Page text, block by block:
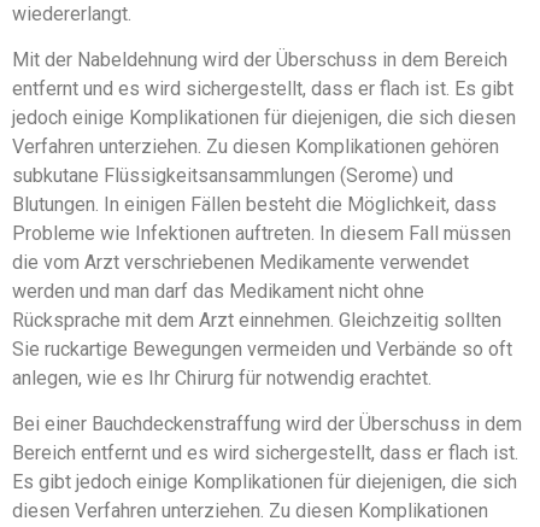
wiedererlangt.
Mit der Nabeldehnung wird der Überschuss in dem Bereich
entfernt und es wird sichergestellt, dass er flach ist. Es gibt
jedoch einige Komplikationen für diejenigen, die sich diesen
Verfahren unterziehen. Zu diesen Komplikationen gehören
subkutane Flüssigkeitsansammlungen (Serome) und
Blutungen. In einigen Fällen besteht die Möglichkeit, dass
Probleme wie Infektionen auftreten. In diesem Fall müssen
die vom Arzt verschriebenen Medikamente verwendet
werden und man darf das Medikament nicht ohne
Rücksprache mit dem Arzt einnehmen. Gleichzeitig sollten
Sie ruckartige Bewegungen vermeiden und Verbände so oft
anlegen, wie es Ihr Chirurg für notwendig erachtet.
Bei einer Bauchdeckenstraffung wird der Überschuss in dem
Bereich entfernt und es wird sichergestellt, dass er flach ist.
Es gibt jedoch einige Komplikationen für diejenigen, die sich
diesen Verfahren unterziehen. Zu diesen Komplikationen